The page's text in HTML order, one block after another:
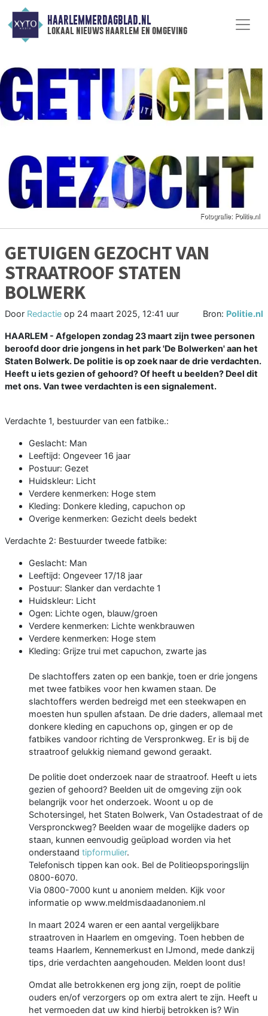
HAARLEMMERDAGBLAD.NL
lokaal nieuws haarlem en omgeving
GETUIGEN GEZOCHT VAN
STRAATROOF STATEN
BOLWERK
Door Redactie op 24 maart 2025, 12:41 uur Bron: Politie.nl
HAARLEM - Afgelopen zondag 23 maart zijn twee personen
beroofd door drie jongens in het park 'De Bolwerken' aan het
Staten Bolwerk. De politie is op zoek naar de drie verdachten.
Heeft u iets gezien of gehoord? Of heeft u beelden? Deel dit
met ons. Van twee verdachten is een signalement.
Verdachte 1, bestuurder van een fatbike.:
Geslacht: Man
Leeftijd: Ongeveer 16 jaar
Postuur: Gezet
Huidskleur: Licht
Verdere kenmerken: Hoge stem
Kleding: Donkere kleding, capuchon op
Overige kenmerken: Gezicht deels bedekt
Verdachte 2: Bestuurder tweede fatbike:
Geslacht: Man
Leeftijd: Ongeveer 17/18 jaar
Postuur: Slanker dan verdachte 1
Huidskleur: Licht
Ogen: Lichte ogen, blauw/groen
Verdere kenmerken: Lichte wenkbrauwen
Verdere kenmerken: Hoge stem
Kleding: Grijze trui met capuchon, zwarte jas
De slachtoffers zaten op een bankje, toen er drie jongens
met twee fatbikes voor hen kwamen staan. De
slachtoffers werden bedreigd met een steekwapen en
moesten hun spullen afstaan. De drie daders, allemaal met
donkere kleding en capuchons op, gingen er op de
fatbikes vandoor richting de Verspronkweg. Er is bij de
straatroof gelukkig niemand gewond geraakt.
De politie doet onderzoek naar de straatroof. Heeft u iets
gezien of gehoord? Beelden uit de omgeving zijn ook
belangrijk voor het onderzoek. Woont u op de
Schotersingel, het Staten Bolwerk, Van Ostadestraat of de
Verspronckweg? Beelden waar de mogelijke daders op
staan, kunnen eenvoudig geüpload worden via het
onderstaand tipformulier.
Telefonisch tippen kan ook. Bel de Politieopsporingslijn
0800-6070.
Via 0800-7000 kunt u anoniem melden. Kijk voor
informatie op www.meldmisdaadanoniem.nl
In maart 2024 waren er een aantal vergelijkbare
straatroven in Haarlem en omgeving. Toen hebben de
teams Haarlem, Kennemerkust en IJmond, mede dankzij
tips, drie verdachten aangehouden. Melden loont dus!
Omdat alle betrokkenen erg jong zijn, roept de politie
ouders en/of verzorgers op om extra alert te zijn. Heeft u
het vermoeden dat uw kind hierbij betrokken is? Win